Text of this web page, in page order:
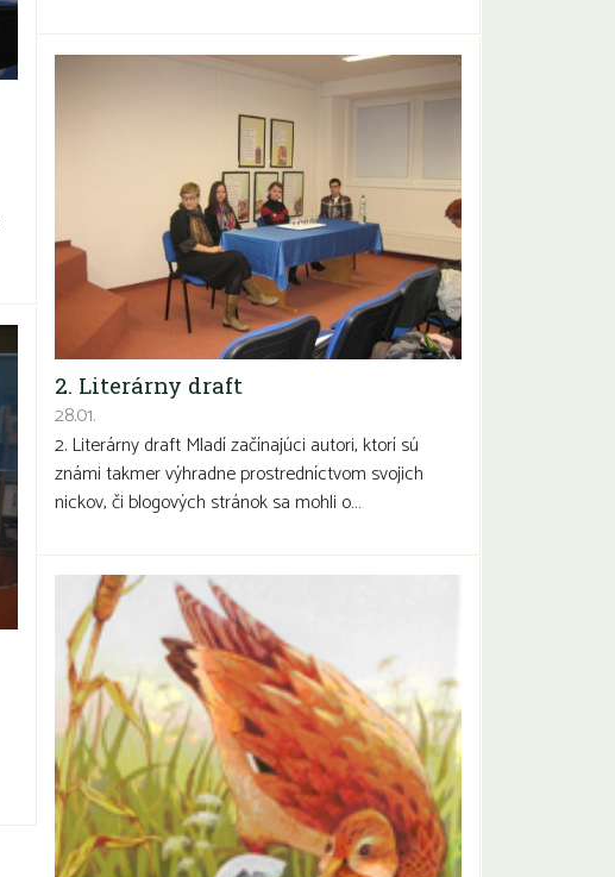
2. Literárny draft
28.01.
2. Literárny draft Mladí začínajúci autori, ktorí sú
známi takmer výhradne prostredníctvom svojich
nickov, či blogových stránok sa mohli o…